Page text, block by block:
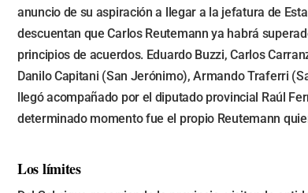
anuncio de su aspiración a llegar a la jefatura de
descuentan que Carlos Reutemann ya habrá
principios de acuerdos. Eduardo Buzzi, Carlos
Danilo Capitani (San Jerónimo), Armando Traferri
llegó acompañado por el diputado provincial Raúl
determinado momento fue el propio Reutemann
Los límites